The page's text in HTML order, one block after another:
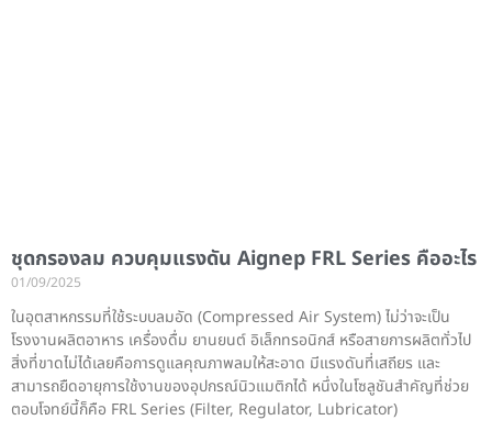
ชุดกรองลม ควบคุมแรงดัน Aignep FRL Series คืออะไร
01/09/2025
ในอุตสาหกรรมที่ใช้ระบบลมอัด (Compressed Air System) ไม่ว่าจะเป็น
โรงงานผลิตอาหาร เครื่องดื่ม ยานยนต์ อิเล็กทรอนิกส์ หรือสายการผลิตทั่วไป
สิ่งที่ขาดไม่ได้เลยคือการดูแลคุณภาพลมให้สะอาด มีแรงดันที่เสถียร และ
สามารถยืดอายุการใช้งานของอุปกรณ์นิวแมติกได้ หนึ่งในโซลูชันสำคัญที่ช่วย
ตอบโจทย์นี้ก็คือ FRL Series (Filter, Regulator, Lubricator)